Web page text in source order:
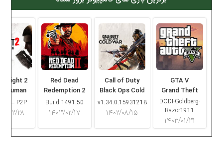
جهت دریافت آخرین اخبار و اطلاعات ما را در کانال رسمی دانلود در
بله دنبال کنید (ورود)
GTA V
Grand Theft
Auto V
DODI-Goldberg-
Razor1911
۱۴۰۳/۰۱/۳۱
Call of Duty
Black Ops Cold
War
v1.34.0.15931218
۱۴۰۲/۰۸/۱۵
Red Dead
Redemption 2
Build 1491.50
۱۴۰۳/۰۲/۱۷
Light 2
Human
– P2P
۱۴۰۳/